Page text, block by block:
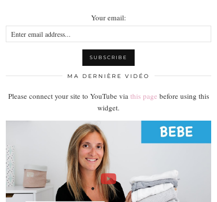
Your email:
MA DERNIÈRE VIDÉO
Please connect your site to YouTube via this page before using this
widget.